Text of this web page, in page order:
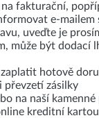
fakturační,
e-mailem
uveďte je
může být dodací
hotově
převzetí zásilky
na naší
kreditní